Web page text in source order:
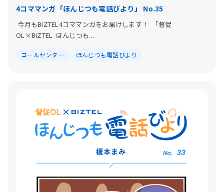
4コママンガ「ほんじつも電話びより」 No.35
今月もBIZTEL4コママンガをお届けします！ 「督促
OL×BIZTEL ほんじつも...
コールセンター ほんじつも電話びより